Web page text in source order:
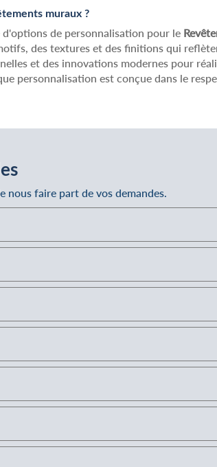
muraux ?
de personnalisation pour le
des textures et des finitions qui
et des innovations modernes pour
personnalisation est conçue dans le
faire part de vos demandes.